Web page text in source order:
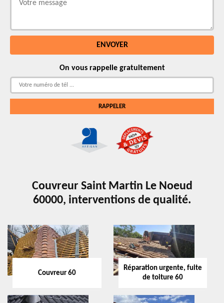
On vous rappelle gratuitement
Couvreur Saint Martin Le Noeud
60000, interventions de qualité.
Couvreur 60
Réparation urgente, fuite
de toiture 60